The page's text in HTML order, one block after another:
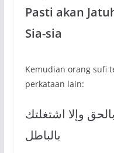
Pasti akan
Sia-sia
Kemudian orang sufi
perkataan lain:
وإلا اشتغلتك
بالباطل